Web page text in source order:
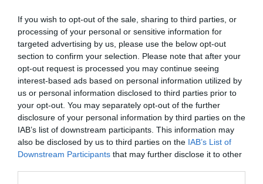
If you wish to opt-out of the sale, sharing to third parties, or
processing of your personal or sensitive information for
targeted advertising by us, please use the below opt-out
section to confirm your selection. Please note that after your
opt-out request is processed you may continue seeing
interest-based ads based on personal information utilized by
us or personal information disclosed to third parties prior to
your opt-out. You may separately opt-out of the further
disclosure of your personal information by third parties on the
IAB’s list of downstream participants. This information may
also be disclosed by us to third parties on the IAB’s List of
Downstream Participants that may further disclose it to other